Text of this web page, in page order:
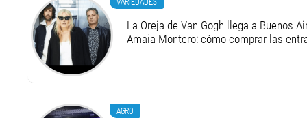
La Oreja de Van Gogh llega a Buenos
Amaia Montero: cómo comprar las
AGRO